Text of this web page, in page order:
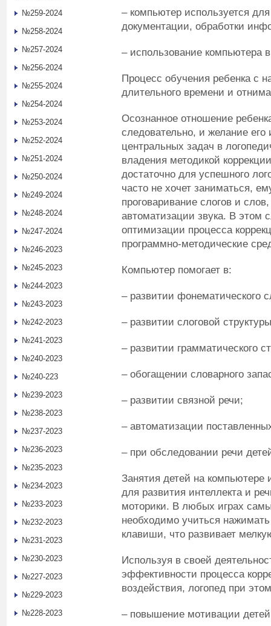
– компьютер используется
документации, обработки
– использование компьютера
Процесс обучения ребенка с
длительного времени и
Осознанное отношение
следовательно, и желание
центральных задач в
владения методикой
достаточно для успешного
часто не хочет заниматься,
проговаривание слогов и
автоматизации звука. В этом
оптимизации процесса
программно-методические
Компьютер помогает в:
– развитии фонематического
– развитии слоговой
– развитии грамматического
– обогащении словарного
– развитии связной речи;
– автоматизации
– при обследовании речи
Занятия детей на
для развития интеллекта и
моторики. В любых играх
необходимо учиться
клавиши, что развивает
Используя в своей
эффективности процесса
воздействия, логопед при
– повышение мотивации
№259-2024
№258-2024
№257-2024
№256-2024
№255-2024
№254-2024
№253-2024
№252-2024
№251-2024
№250-2024
№249-2024
№248-2024
№247-2024
№246-2023
№245-2023
№244-2023
№243-2023
№242-2023
№241-2023
№240-2023
№240-223
№239-2023
№238-2023
№237-2023
№236-2023
№235-2023
№234-2023
№233-2023
№232-2023
№231-2023
№230-2023
№227-2023
№229-2023
№228-2023